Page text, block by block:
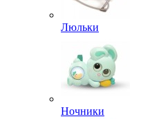
Люльки
Ночники